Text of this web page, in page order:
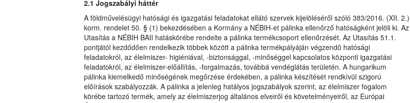
2.1 Jogszabályi háttér
A földművelésügyi hatósági és igazgatási feladatokat ellátó szervek kijelöléséről szóló 383/2016. (XII. 2.)
korm. rendelet 50. § (1) bekezdésében a Kormány a NÉBIH-et pálinka ellenőrző hatóságként jelöli ki. Az
Utasítás a NÉBIH BAII hatáskörébe rendelte a pálinka termékcsoport ellenőrzését. Az Utasítás 51.1.
pontjától kezdődően rendelkezik többek között a pálinka termékpályáján végzendő hatósági
feladatokról, az élelmiszer- higiéniával, -biztonsággal, -minőséggel kapcsolatos központi igazgatási
feladatokról, az élelmiszer-előállítás, -forgalmazás, továbbá vendéglátás területén. A hungarikum
pálinka kiemelkedő minőségének megőrzése érdekében, a pálinka készítését rendkívül szigorú
előírások szabályozzák. A pálinka a jelenleg hatályos jogszabályok szerint, az élelmiszer fogalom
körébe tartozó termék, amely az élelmiszerjog általános elveiről és követelményeiről, az Európai